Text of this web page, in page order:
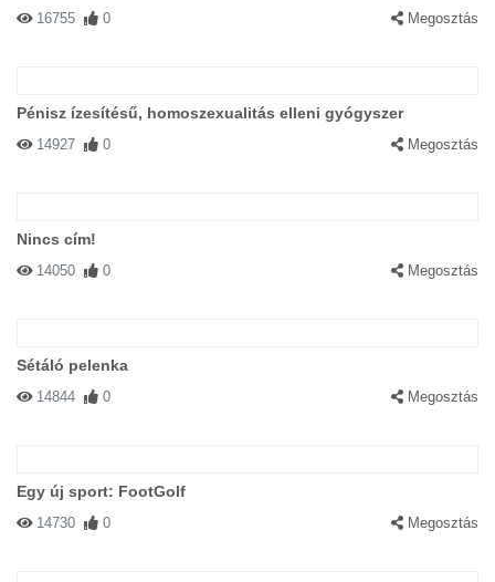
16755 0 Megosztás
Pénisz ízesítésű, homoszexualitás elleni gyógyszer
14927 0 Megosztás
Nincs cím!
14050 0 Megosztás
Sétáló pelenka
14844 0 Megosztás
Egy új sport: FootGolf
14730 0 Megosztás